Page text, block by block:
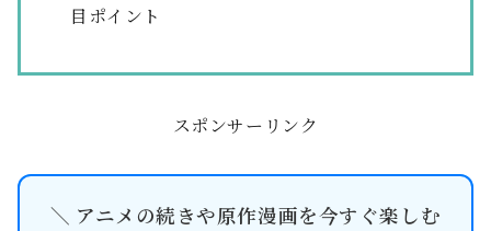
目ポイント
スポンサーリンク
＼ アニメの続きや原作漫画を今すぐ楽しむ